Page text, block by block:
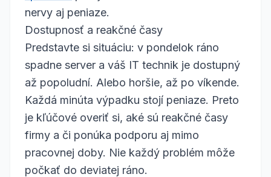
nervy aj peniaze.
Dostupnosť a reakčné časy
Predstavte si situáciu: v pondelok ráno
spadne server a váš IT technik je dostupný
až popoludní. Alebo horšie, až po víkende.
Každá minúta výpadku stojí peniaze. Preto
je kľúčové overiť si, aké sú reakčné časy
firmy a či ponúka podporu aj mimo
pracovnej doby. Nie každý problém môže
počkať do deviatej ráno.